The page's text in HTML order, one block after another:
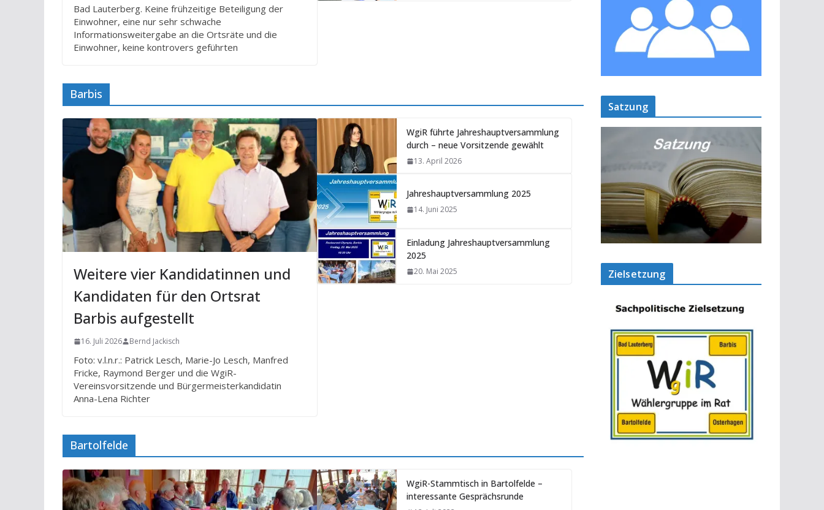
Bad Lauterberg. Keine frühzeitige Beteiligung der
Einwohner, eine nur sehr schwache
Informationsweitergabe an die Ortsräte und die
Einwohner, keine kontrovers geführten
Barbis
Weitere vier Kandidatinnen und
Kandidaten für den Ortsrat
Barbis aufgestellt
16. Juli 2026 Bernd Jackisch
Foto: v.l.n.r.: Patrick Lesch, Marie-Jo Lesch, Manfred
Fricke, Raymond Berger und die WgiR-
Vereinsvorsitzende und Bürgermeisterkandidatin
Anna-Lena Richter
WgiR führte Jahreshauptversammlung
durch – neue Vorsitzende gewählt
13. April 2026
Jahreshauptversammlung 2025
14. Juni 2025
Einladung Jahreshauptversammlung
2025
20. Mai 2025
Bartolfelde
WgiR-Stammtisch in Bartolfelde –
interessante Gesprächsrunde
Satzung
Zielsetzung